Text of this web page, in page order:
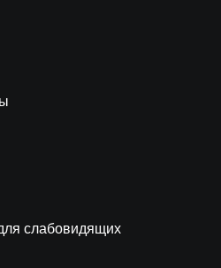
слабовидящих